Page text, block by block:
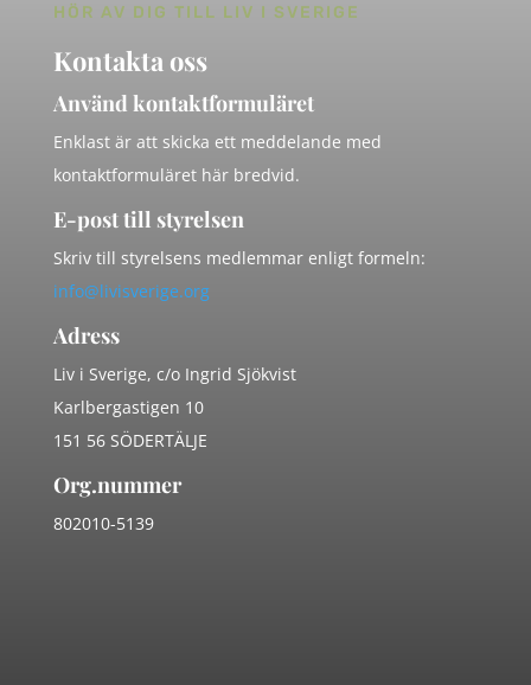
HÖR AV DIG TILL LIV I SVERIGE
Kontakta oss
Använd kontaktformuläret
Enklast är att skicka ett meddelande med
kontaktformuläret här bredvid.
E-post till styrelsen
Skriv till styrelsens medlemmar enligt formeln:
info@livisverige.org
Adress
Liv i Sverige, c/o Ingrid Sjökvist
Karlbergastigen 10
151 56 SÖDERTÄLJE
Org.nummer
802010-5139